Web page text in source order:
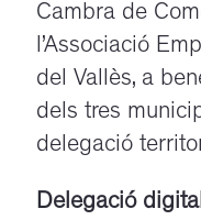
Cambra de
l’Associació
del Vallès, a
dels tres
delegació
Delegació